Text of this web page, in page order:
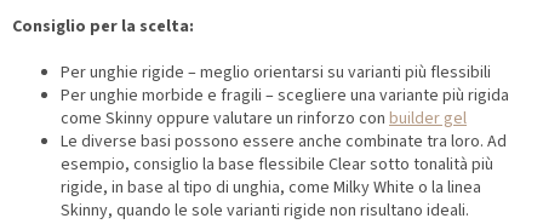
Consiglio per la scelta:
Per unghie rigide – meglio orientarsi su varianti più flessibili
Per unghie morbide e fragili – scegliere una variante più rigida
come Skinny oppure valutare un rinforzo con builder gel
Le diverse basi possono essere anche combinate tra loro. Ad
esempio, consiglio la base flessibile Clear sotto tonalità più
rigide, in base al tipo di unghia, come Milky White o la linea
Skinny, quando le sole varianti rigide non risultano ideali.